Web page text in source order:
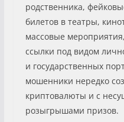
родственника,
билетов в театры,
массовые
ссылки под видом
и государственных
мошенники нередко
криптовалюты и с
розыгрышами призов.